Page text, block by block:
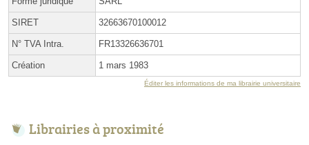
SIRET 32663670100012
N° TVA Intra. FR13326636701
Création 1 mars 1983
Éditer les informations de ma librairie universitaire
Librairies à proximité